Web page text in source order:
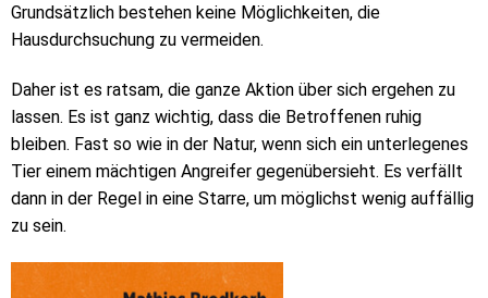
Grundsätzlich bestehen keine Möglichkeiten, die
Hausdurchsuchung zu vermeiden.
Daher ist es ratsam, die ganze Aktion über sich ergehen zu
lassen. Es ist ganz wichtig, dass die Betroffenen ruhig
bleiben. Fast so wie in der Natur, wenn sich ein unterlegenes
Tier einem mächtigen Angreifer gegenübersieht. Es verfällt
dann in der Regel in eine Starre, um möglichst wenig auffällig
zu sein.